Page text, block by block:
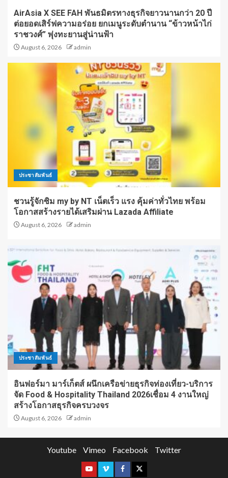
AirAsia X SEE FAH พันธมิตรทางธุรกิจยาวนานกว่า 20 ปี
ต่อยอดเสิร์ฟความอร่อย ยกเมนูระดับตำนาน “ข้าวหน้าไก่
ราชวงศ์” พุ่งทะยานสู่น่านฟ้า
August 6, 2026 admin
ประชาสัมพันธ์
ชวนรู้จักซิม my by NT เน็ตเร็ว แรง คุ้มค่าทั่วไทย พร้อม
โอกาสสร้างรายได้เสริมผ่าน Lazada Affiliate
August 6, 2026 admin
ประชาสัมพันธ์
อินฟอร์มา มาร์เก็ตส์ ผนึกเครือข่ายธุรกิจท่องเที่ยว-บริการ
จัด Food & Hospitality Thailand 2026เชื่อม 4 งานใหญ่
สร้างโอกาสธุรกิจครบวงจร
August 6, 2026 admin
Youtube Vimeo Facebook Twitter